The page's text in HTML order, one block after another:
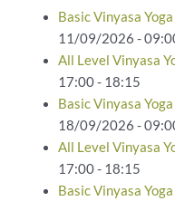
Basic Vinyasa
11/09/2026 -
All Level Vinyasa
17:00 - 18:15
Basic Vinyasa
18/09/2026 -
All Level Vinyasa
17:00 - 18:15
Basic Vinyasa